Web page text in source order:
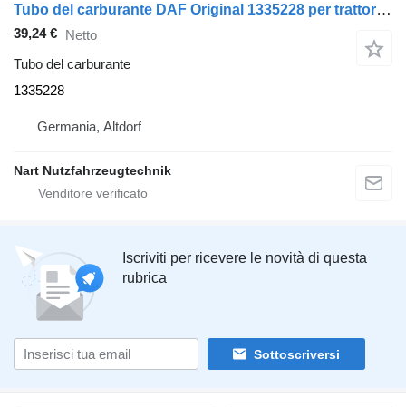
Tubo del carburante DAF Original 1335228 per trattore stradale DAF XF 95
39,24 € Netto
Tubo del carburante
1335228
Germania, Altdorf
Nart Nutzfahrzeugtechnik
Iscriviti per ricevere le novità di questa
rubrica
Sottoscriversi